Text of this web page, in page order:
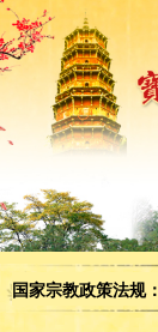
国家宗教政策法规：